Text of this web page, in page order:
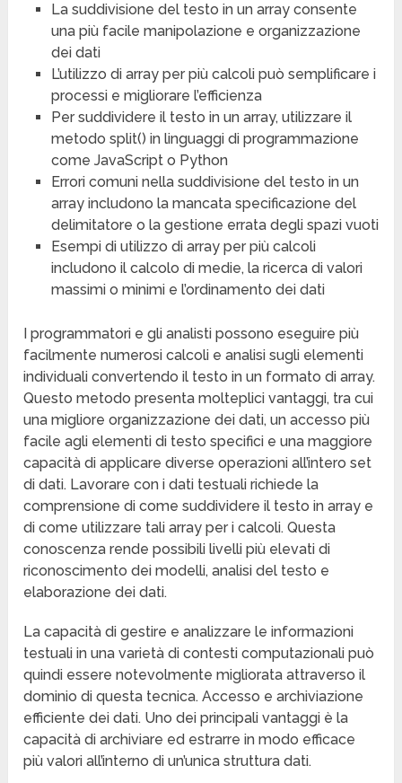
La suddivisione del testo in un array consente
una più facile manipolazione e organizzazione
dei dati
L’utilizzo di array per più calcoli può semplificare i
processi e migliorare l’efficienza
Per suddividere il testo in un array, utilizzare il
metodo split() in linguaggi di programmazione
come JavaScript o Python
Errori comuni nella suddivisione del testo in un
array includono la mancata specificazione del
delimitatore o la gestione errata degli spazi vuoti
Esempi di utilizzo di array per più calcoli
includono il calcolo di medie, la ricerca di valori
massimi o minimi e l’ordinamento dei dati
I programmatori e gli analisti possono eseguire più
facilmente numerosi calcoli e analisi sugli elementi
individuali convertendo il testo in un formato di array.
Questo metodo presenta molteplici vantaggi, tra cui
una migliore organizzazione dei dati, un accesso più
facile agli elementi di testo specifici e una maggiore
capacità di applicare diverse operazioni all’intero set
di dati. Lavorare con i dati testuali richiede la
comprensione di come suddividere il testo in array e
di come utilizzare tali array per i calcoli. Questa
conoscenza rende possibili livelli più elevati di
riconoscimento dei modelli, analisi del testo e
elaborazione dei dati.
La capacità di gestire e analizzare le informazioni
testuali in una varietà di contesti computazionali può
quindi essere notevolmente migliorata attraverso il
dominio di questa tecnica. Accesso e archiviazione
efficiente dei dati. Uno dei principali vantaggi è la
capacità di archiviare ed estrarre in modo efficace
più valori all’interno di un’unica struttura dati.